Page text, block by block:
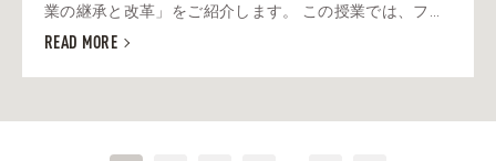
業の継承と改革」をご紹介します。 この授業では、フ...
READ MORE